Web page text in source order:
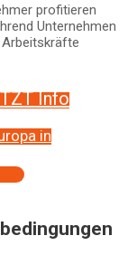
profitieren
Unternehmen
Info
in